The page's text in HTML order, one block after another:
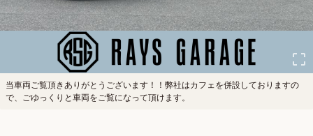
当車両ご覧頂きありがとうございます！！弊社はカフェを併設しておりますの
で、ごゆっくりと車両をご覧になって頂けます。